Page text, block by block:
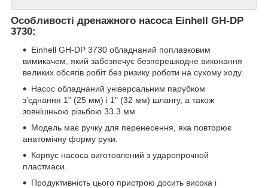
Особливості дренажного насоса Einhell GH-DP
3730:
Einhell GH-DP 3730 обладнаний поплавковим
вимикачем, який забезпечує безперешкодне виконання
великих обсягів робіт без ризику роботи на сухому ходу.
Насос обладнаний універсальним парубком
з'єднання 1" (25 мм) і 1" (32 мм) шлангу, а також
зовнішньою різьбою 33.3 мм
Модель має ручку для перенесення, яка повторює
анатомічну форму руки.
Корпус насоса виготовлений з ударопрочной
пластмаси.
Продуктивність цього пристрою досить висока і